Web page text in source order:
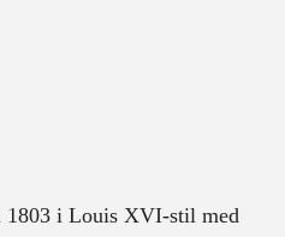
1803 i Louis XVI-stil med